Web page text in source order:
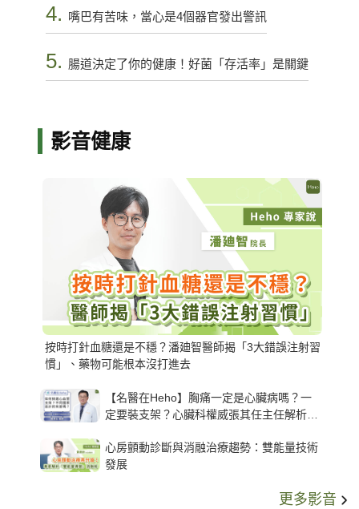
4. 嘴巴有苦味，當心是4個器官發出警訊
5. 腸道決定了你的健康！好菌「存活率」是關鍵
影音健康
按時打針血糖還是不穩？潘廸智醫師揭「3大錯誤注射習
慣」、藥物可能根本沒打進去
【名醫在Heho】胸痛一定是心臟病嗎？一
定要裝支架？心臟科權威張其任主任解析支
心房顫動診斷與消融治療趨勢：雙能量技術
發展
更多影音